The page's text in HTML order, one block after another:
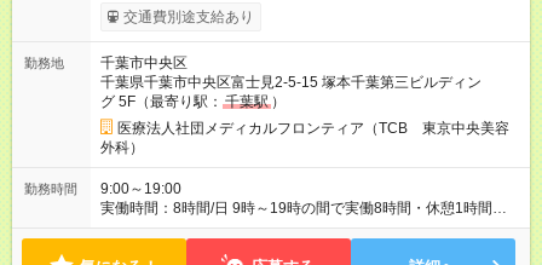
社員として、月給26万円となります。 ＜試用期間終了後＞ 月給
28万円+インセンティブ（平均8万円）+残業代等 ＝平均月収36
次昇給制度アリ】 年次昇給制度で毎年月給が上がっていくので
役職につかない場合でもしっかり昇給♪ 【試用期間】試用期間あ
り 試用期間の長さ：6ヶ月 ※ 雇用形態と給与に、本採用時と異
なる部分があります。 雇用形態：中途採用（契約社員） 給与：
月給 260,000円以上
交通費別途支給あり
勤務地
千葉市中央区
千葉県千葉市中央区富士見2-5-15 塚本千葉第三ビルディン
グ 5F（最寄り駅： 千葉駅 ）
医療法人社団メディカルフロンティア（TCB 東京中央美容
外科）
勤務時間
9:00～19:00
実働時間：8時間/日 9時～19時の間で実働8時間・休憩1時間
【残業ほぼ無し！】 残業月平均3時間のため、ほぼ毎日定時で退